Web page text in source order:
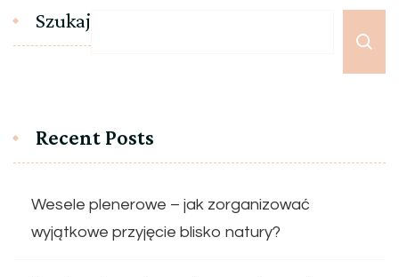
Szukaj
Recent Posts
Wesele plenerowe – jak zorganizować
wyjątkowe przyjęcie blisko natury?